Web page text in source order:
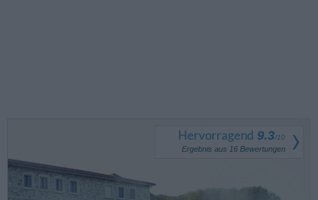
Hervorragend 9.3/10
Ergebnis aus 16 Bewertungen